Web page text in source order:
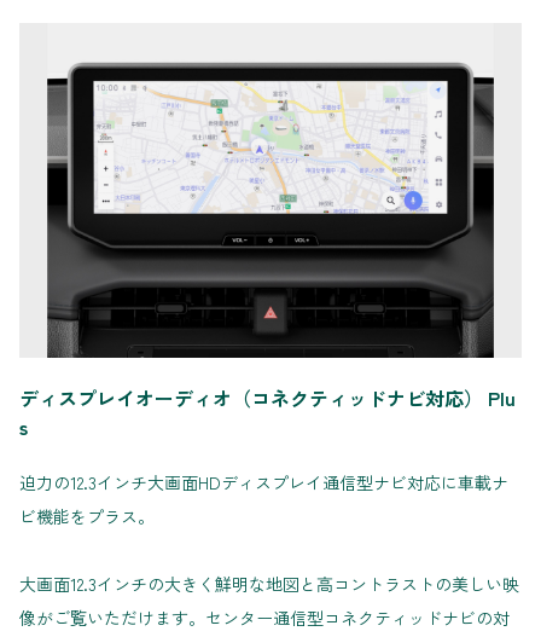
ディスプレイオーディオ（コネクティッドナビ対応） Plu
s
迫力の12.3インチ大画面HDディスプレイ通信型ナビ対応に車載ナ
ビ機能をプラス。
大画面12.3インチの大きく鮮明な地図と高コントラストの美しい映
像がご覧いただけます。センター通信型コネクティッドナビの対